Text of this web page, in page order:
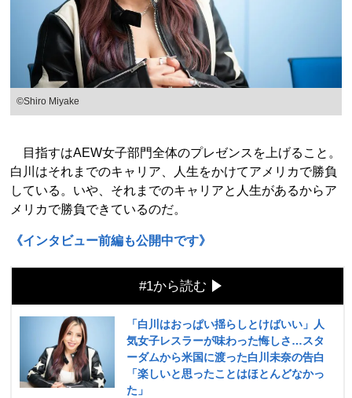
©Shiro Miyake
目指すはAEW女子部門全体のプレゼンスを上げること。
白川はそれまでのキャリア、人生をかけてアメリカで勝負
している。いや、それまでのキャリアと人生があるからア
メリカで勝負できているのだ。
《インタビュー前編も公開中です》
#1から読む
「白川はおっぱい揺らしとけばいい」人
気女子レスラーが味わった悔しさ…スタ
ーダムから米国に渡った白川未奈の告白
「楽しいと思ったことはほとんどなかっ
た」